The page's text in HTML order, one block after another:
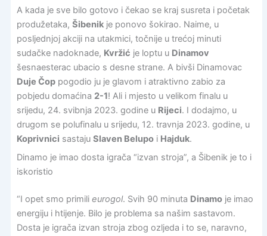
A kada je sve bilo gotovo i čekao se kraj susreta i početak
produžetaka, Šibenikje ponovo šokirao. Naime, u
posljednjoj akciji na utakmici, točnije u trećoj minuti
sudačke nadoknade, Kvržić je loptu u Dinamov
šesnaesterac ubacio s desne strane. A bivši Dinamovac
Duje Čoppogodio ju je glavom i atraktivno zabio za
pobjedu domaćina 2-1! Ali i mjesto u velikom finalu u
srijedu, 24. svibnja 2023. godine u Rijeci. I dodajmo, u
drugom se polufinalu u srijedu, 12. travnja 2023. godine, u
Koprivnici sastaju Slaven Belupoi Hajduk.
Dinamo je imao dosta igrača “izvan stroja”, a Šibenik je to i
iskoristio
“I opet smo primili eurogol. Svih 90 minuta Dinamoje imao
energiju i htijenje. Bilo je problema sa našim sastavom.
Dosta je igrača izvan stroja zbog ozljeda i to se, naravno,